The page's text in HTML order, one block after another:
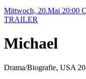
Mittwoch, 20.Mai 20:00
TRAILER
Michael
Drama/Biografie, USA